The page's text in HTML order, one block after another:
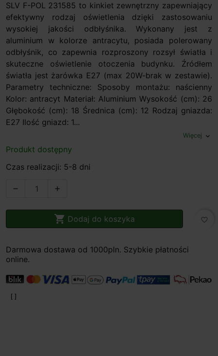
SLV F-POL 231585 to kinkiet zewnętrzny zapewniający
efektywny rodzaj oświetlenia dzięki zastosowaniu
wysokiej jakości odbłyśnika. Wykonany jest z
aluminium w kolorze antracytu, posiada polerowany
odbłyśnik, co zapewnia rozproszony rozsył światła i
skuteczne oświetlenie otoczenia budynku. Źródłem
światła jest żarówka E27 (max 20W-brak w zestawie).
Parametry techniczne: Sposoby montażu: naścienny
Kolor: antracyt Materiał: Aluminium Wysokość (cm): 26
Głębokość (cm): 18 Średnica (cm): 12 Rodzaj gniazda:
E27 Ilość gniazd: 1...
Więcej expand_more
Produkt dostępny
Czas realizacji: 5-8 dni
 
 Dodaj do koszyka favorite_border
Darmowa dostawa od 1000pln. Szybkie płatności
online.